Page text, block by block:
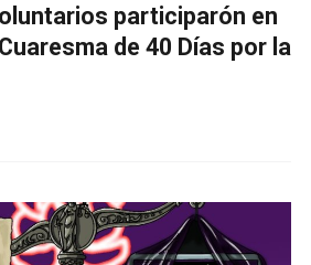
participarón en
de 40 Días por la